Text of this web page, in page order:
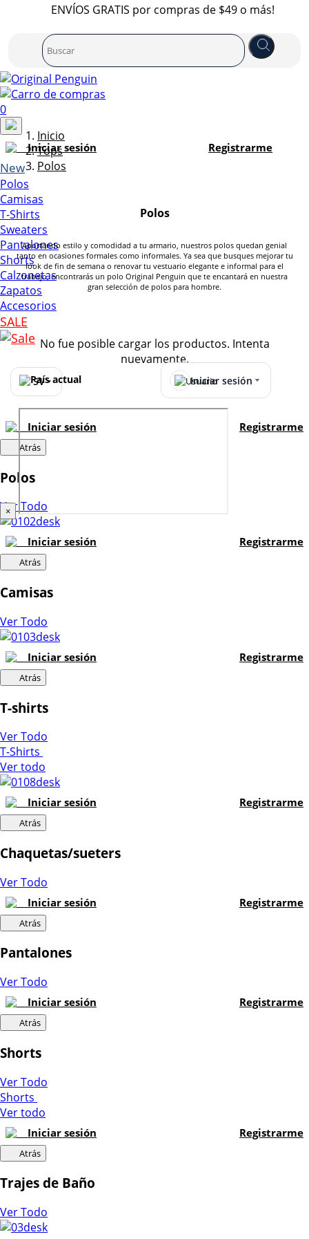
ENVÍOS GRATIS por compras de $49 o más!
0
Iniciar sesión Registrarme
New
Polos
Camisas
T-Shirts
Sweaters
Pantalones
Shorts
Calzonetas
Zapatos
Accesorios
SALE
SV Iniciar sesión
Iniciar sesión Registrarme
Atrás
Polos
Ver Todo
Iniciar sesión Registrarme
Atrás
Camisas
Ver Todo
Iniciar sesión Registrarme
Atrás
T-shirts
Ver Todo
T-Shirts
Ver todo
Iniciar sesión Registrarme
Atrás
Chaquetas/sueters
Ver Todo
Iniciar sesión Registrarme
Atrás
Pantalones
Ver Todo
Iniciar sesión Registrarme
Atrás
Shorts
Ver Todo
Shorts
Ver todo
Iniciar sesión Registrarme
Atrás
Trajes de Baño
Ver Todo
Inicio
Tops
Polos
Polos
Aportando estilo y comodidad a tu armario, nuestros polos quedan genial
tanto en ocasiones formales como informales. Ya sea que busques mejorar tu
look de fin de semana o renovar tu vestuario elegante e informal para el
trabajo, encontrarás un polo Original Penguin que te encantará en nuestra
gran selección de polos para hombre.
No fue posible cargar los productos. Intenta
nuevamente.
×